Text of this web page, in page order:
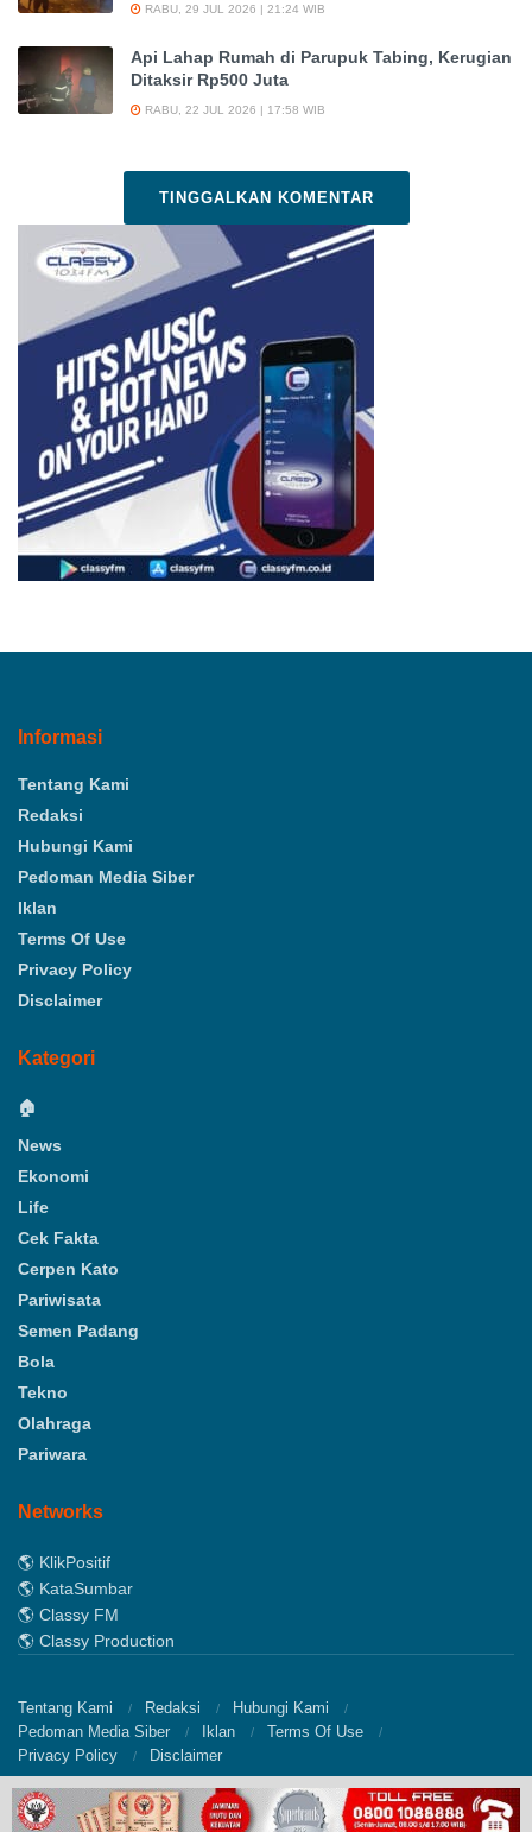
RABU, 29 JUL 2026 | 21:24 WIB
Api Lahap Rumah di Parupuk Tabing, Kerugian
Ditaksir Rp500 Juta
RABU, 22 JUL 2026 | 17:58 WIB
TINGGALKAN KOMENTAR
Informasi
Tentang Kami
Redaksi
Hubungi Kami
Pedoman Media Siber
Iklan
Terms Of Use
Privacy Policy
Disclaimer
Kategori
🏠
News
Ekonomi
Life
Cek Fakta
Cerpen Kato
Pariwisata
Semen Padang
Bola
Tekno
Olahraga
Pariwara
Networks
🌎 KlikPositif
🌎 KataSumbar
🌎 Classy FM
🌎 Classy Production
Tentang Kami Redaksi
Hubungi Kami
Pedoman Media Siber
Iklan
Terms Of Use
Privacy Policy
Disclaimer
© 2022 Klikpositif- Media Generasi Positif by Classy Corp.